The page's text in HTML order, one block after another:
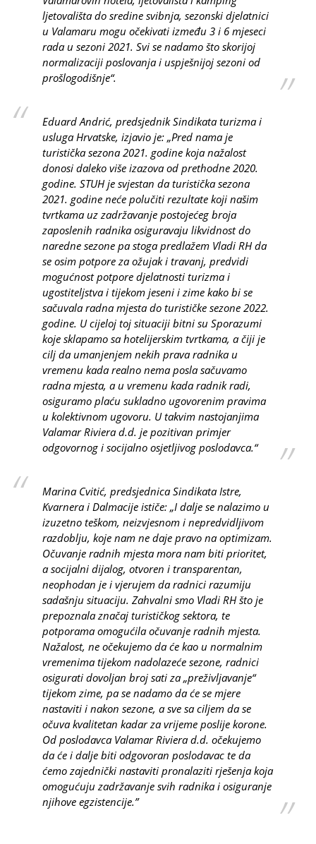
ljetovališta do sredine svibnja, sezonski djelatnici
u Valamaru mogu očekivati između 3 i 6 mjeseci
rada u sezoni 2021. Svi se nadamo što skorijoj
normalizaciji poslovanja i uspješnijoj sezoni od
prošlogodišnje“.
Eduard Andrić, predsjednik Sindikata turizma i
usluga Hrvatske, izjavio je: „Pred nama je
turistička sezona 2021. godine koja nažalost
donosi daleko više izazova od prethodne 2020.
godine. STUH je svjestan da turistička sezona
2021. godine neće polučiti rezultate koji našim
tvrtkama uz zadržavanje postojećeg broja
zaposlenih radnika osiguravaju likvidnost do
naredne sezone pa stoga predlažem Vladi RH da
se osim potpore za ožujak i travanj, predvidi
mogućnost potpore djelatnosti turizma i
ugostiteljstva i tijekom jeseni i zime kako bi se
sačuvala radna mjesta do turističke sezone 2022.
godine. U cijeloj toj situaciji bitni su Sporazumi
koje sklapamo sa hotelijerskim tvrtkama, a čiji je
cilj da umanjenjem nekih prava radnika u
vremenu kada realno nema posla sačuvamo
radna mjesta, a u vremenu kada radnik radi,
osiguramo plaću sukladno ugovorenim pravima
u kolektivnom ugovoru. U takvim nastojanjima
Valamar Riviera d.d. je pozitivan primjer
odgovornog i socijalno osjetljivog poslodavca.“
Marina Cvitić, predsjednica Sindikata Istre,
Kvarnera i Dalmacije ističe: „I dalje se nalazimo u
izuzetno teškom, neizvjesnom i nepredvidljivom
razdoblju, koje nam ne daje pravo na optimizam.
Očuvanje radnih mjesta mora nam biti prioritet,
a socijalni dijalog, otvoren i transparentan,
neophodan je i vjerujem da radnici razumiju
sadašnju situaciju. Zahvalni smo Vladi RH što je
prepoznala značaj turističkog sektora, te
potporama omogućila očuvanje radnih mjesta.
Nažalost, ne očekujemo da će kao u normalnim
vremenima tijekom nadolazeće sezone, radnici
osigurati dovoljan broj sati za „preživljavanje“
tijekom zime, pa se nadamo da će se mjere
nastaviti i nakon sezone, a sve sa ciljem da se
očuva kvalitetan kadar za vrijeme poslije korone.
Od poslodavca Valamar Riviera d.d. očekujemo
da će i dalje biti odgovoran poslodavac te da
ćemo zajednički nastaviti pronalaziti rješenja koja
omogućuju zadržavanje svih radnika i osiguranje
njihove egzistencije.”